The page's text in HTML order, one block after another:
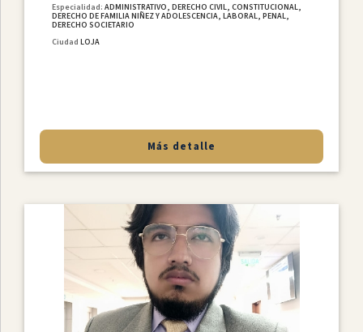
Especialidad:ADMINISTRATIVO, DERECHO CIVIL, CONSTITUCIONAL,
DERECHO DE FAMILIA NIÑEZ Y ADOLESCENCIA, LABORAL, PENAL,
DERECHO SOCIETARIO
Ciudad LOJA
Más detalle